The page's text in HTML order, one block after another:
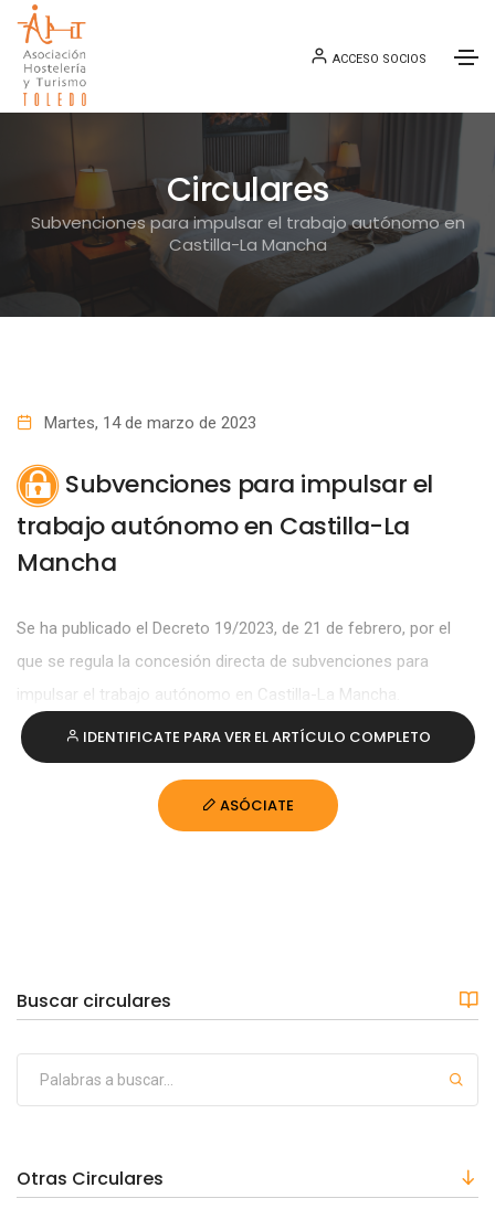
ACCESO SOCIOS
Circulares
Subvenciones para impulsar el trabajo autónomo en
Castilla-La Mancha
Martes, 14 de marzo de 2023
Subvenciones para impulsar el
trabajo autónomo en Castilla-La
Mancha
Se ha publicado el Decreto 19/2023, de 21 de febrero, por el
que se regula la concesión directa de subvenciones para
impulsar el trabajo autónomo en Castilla-La Mancha.
IDENTIFICATE PARA VER EL ARTÍCULO COMPLETO
ASÓCIATE
Buscar circulares
Otras Circulares